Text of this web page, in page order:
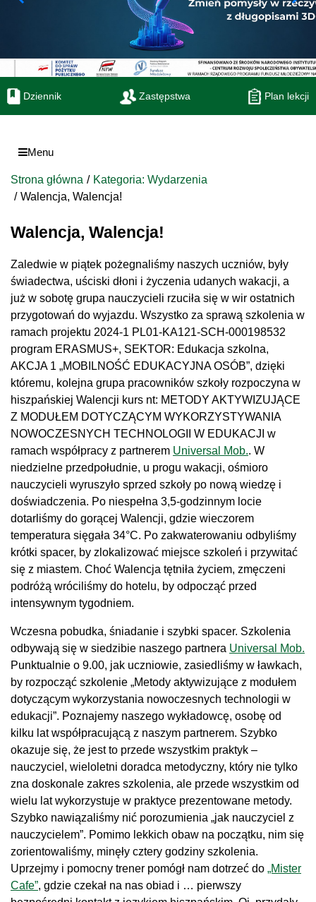
Dziennik Zastępstwa Plan lekcji
Menu
Strona główna
Kategoria: Wydarzenia
Walencja, Walencja!
Walencja, Walencja!
Zaledwie w piątek pożegnaliśmy naszych uczniów, były
świadectwa, uściski dłoni i życzenia udanych wakacji, a
już w sobotę grupa nauczycieli rzuciła się w wir ostatnich
przygotowań do wyjazdu. Wszystko za sprawą szkolenia w
ramach projektu 2024-1 PL01-KA121-SCH-000198532
program ERASMUS+, SEKTOR: Edukacja szkolna,
AKCJA 1 „MOBILNOŚĆ EDUKACYJNA OSÓB”, dzięki
któremu, kolejna grupa pracowników szkoły rozpoczyna w
hiszpańskiej Walencji kurs nt: METODY AKTYWIZUJĄCE
Z MODUŁEM DOTYCZĄCYM WYKORZYSTYWANIA
NOWOCZESNYCH TECHNOLOGII W EDUKACJI w
ramach współpracy z partnerem Universal Mob.. W
niedzielne przedpołudnie, u progu wakacji, ośmioro
nauczycieli wyruszyło sprzed szkoły po nową wiedzę i
doświadczenia. Po niespełna 3,5-godzinnym locie
dotarliśmy do gorącej Walencji, gdzie wieczorem
temperatura sięgała 34°C. Po zakwaterowaniu odbyliśmy
krótki spacer, by zlokalizować miejsce szkoleń i przywitać
się z miastem. Choć Walencja tętniła życiem, zmęczeni
podróżą wróciliśmy do hotelu, by odpocząć przed
intensywnym tygodniem.
Wczesna pobudka, śniadanie i szybki spacer. Szkolenia
odbywają się w siedzibie naszego partnera Universal Mob.
Punktualnie o 9.00, jak uczniowie, zasiedliśmy w ławkach,
by rozpocząć szkolenie „Metody aktywizujące z modułem
dotyczącym wykorzystania nowoczesnych technologii w
edukacji”. Poznajemy naszego wykładowcę, osobę od
kilku lat współpracującą z naszym partnerem. Szybko
okazuje się, że jest to przede wszystkim praktyk –
nauczyciel, wieloletni doradca metodyczny, który nie tylko
zna doskonale zakres szkolenia, ale przede wszystkim od
wielu lat wykorzystuje w praktyce prezentowane metody.
Szybko nawiązaliśmy nić porozumienia „jak nauczyciel z
nauczycielem”. Pomimo lekkich obaw na początku, nim się
zorientowaliśmy, minęły cztery godziny szkolenia.
Uprzejmy i pomocny trener pomógł nam dotrzeć do „Mister
Cafe”, gdzie czekał na nas obiad i … pierwszy